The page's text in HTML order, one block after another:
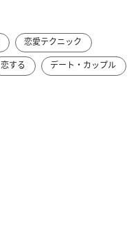
恋愛テクニック
恋する デート・カップル